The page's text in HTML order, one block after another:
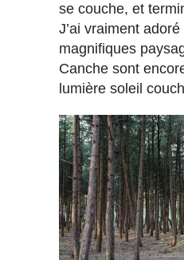
se couche, et
J’ai vraiment
magnifiques
Canche sont
lumière soleil